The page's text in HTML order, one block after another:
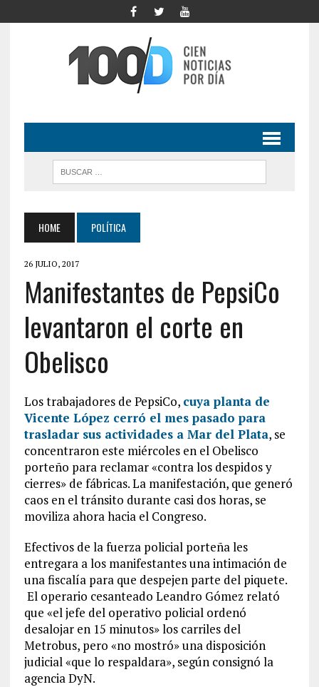
HOME POLÍTICA
26 JULIO, 2017
Manifestantes de PepsiCo
levantaron el corte en
Obelisco
Los trabajadores de PepsiCo, cuya planta de
Vicente López cerró el mes pasado para
trasladar sus actividades a Mar del Plata, se
concentraron este miércoles en el Obelisco
porteño para reclamar «contra los despidos y
cierres» de fábricas. La manifestación, que generó
caos en el tránsito durante casi dos horas, se
moviliza ahora hacia el Congreso.
Efectivos de la fuerza policial porteña les
entregara a los manifestantes una intimación de
una fiscalía para que despejen parte del piquete.
El operario cesanteado Leandro Gómez relató
que «el jefe del operativo policial ordenó
desalojar en 15 minutos» los carriles del
Metrobus, pero «no mostró» una disposición
judicial «que lo respaldara», según consignó la
agencia DyN.